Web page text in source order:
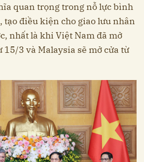
quan trọng trong nỗ lực bình
tạo điều kiện cho giao lưu nhân
nhất là khi Việt Nam đã mở
15/3 và Malaysia sẽ mở cửa từ